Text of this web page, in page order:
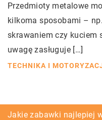
Przedmioty metalowe
kilkoma sposobami –
skrawaniem czy kuciem
uwagę zasługuje […]
TECHNIKA I
Jaki sprzęt jest
Jakie zabawki najlepiej
FIltry i bletki – jak